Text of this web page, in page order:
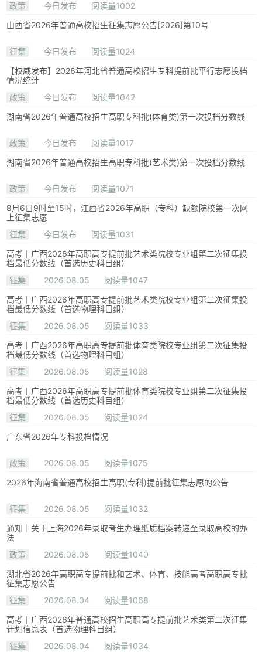
政策
今日发布
阅读量1002
山西省2026年普通高校招生征集志愿公告[2026]第10号
征集 今日发布
阅读量1024
【权威发布】2026年河北省普通高校招生专科提前批平行志愿投档
情况统计
政策
今日发布
阅读量1042
湖南省2026年普通高校招生高职专科批(体育类)第一次投档分数线
政策 今日发布
阅读量1017
湖南省2026年普通高校招生高职专科批(艺术类)第一次投档分数线
政策 今日发布
阅读量1071
8月6日9时至15时，江西省2026年高职（专科）缺额院校第一次网
上征集志愿
征集
今日发布
阅读量1031
高考丨广西2026年高职高专提前批艺术类院校专业组第二次征集投
档最低分数线（首选历史科目组）
征集
2026.08.05
阅读量1047
高考丨广西2026年高职高专提前批艺术类院校专业组第二次征集投
档最低分数线（首选物理科目组）
征集
2026.08.05
阅读量1033
高考丨广西2026年高职高专提前批体育类院校专业组第二次征集投
档最低分数线（首选物理科目组）
征集
2026.08.05
阅读量1028
高考丨广西2026年高职高专提前批体育类院校专业组第二次征集投
档最低分数线（首选历史科目组）
征集
2026.08.05
阅读量1024
广东省2026年专科投档情况
政策 2026.08.05
阅读量1075
2026年海南省普通高校招生高职(专科)提前批征集志愿的公告
征集 2026.08.05
阅读量1032
通知｜关于上海2026年录取考生办理纸质档案转递至录取高校的办
法
政策
2026.08.05
阅读量1040
湖北省2026年高职高专提前批和艺术、体育、技能高考高职高专批
征集志愿公告
征集
2026.08.04
阅读量1068
高考丨广西2026年普通高校招生高职高专提前批艺术类第二次征集
计划信息表（首选物理科目组）
征集
2026.08.04
阅读量1034